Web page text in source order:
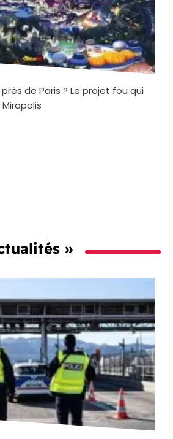
de Paris ? Le projet fou qui
»